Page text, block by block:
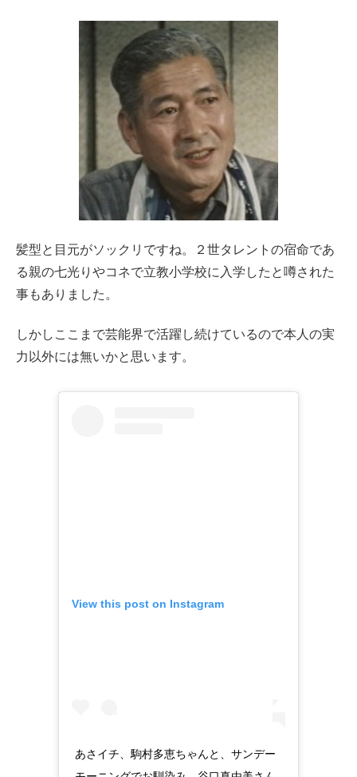
髪型と目元がソックリですね。２世タレントの宿命であ
る親の七光りやコネで立教小学校に入学したと噂された
事もありました。
しかしここまで芸能界で活躍し続けているので本人の実
力以外には無いかと思います。
View this post on Instagram
あさイチ、駒村多恵ちゃんと、サンデー